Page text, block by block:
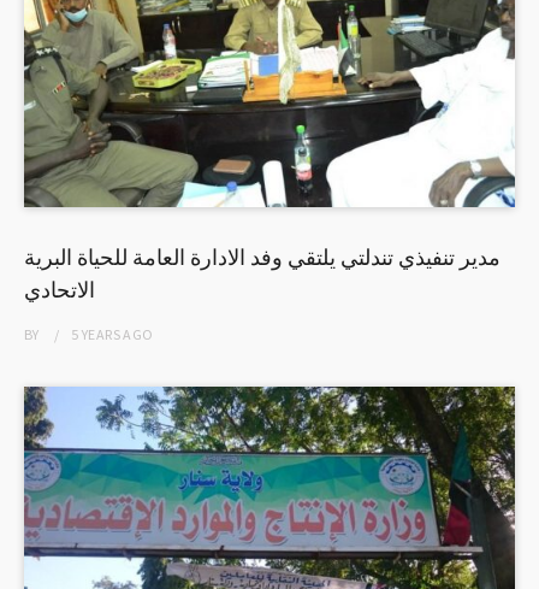
مدير تنفيذي تندلتي يلتقي وفد الادارة العامة للحياة البرية
الاتحادي
BY 5 YEARSAGO